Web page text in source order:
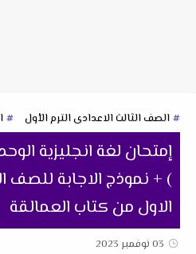
الصف الثالث الاعدادى الترم الأول
) + نموذج الاجابة للصف
الاول من كتاب العمالقة
03 نوفمبر 2023